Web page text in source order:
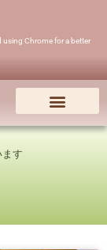
Chrome for a better
す